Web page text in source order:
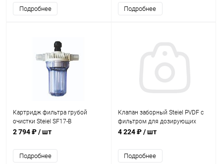
Подробнее Подробнее
Картридж фильтра грубой
очистки Steiel SF17-B
(80710034)
2 794 ₽/ шт
Подробнее
Клапан заборный Steiel PVDF с
фильтром для дозирующих
устройств (97003020/PKT)
4 224 ₽/ шт
Подробнее